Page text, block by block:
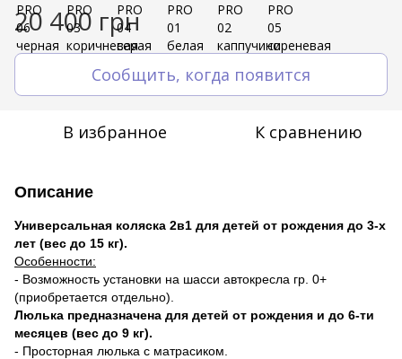
20 400 грн
Сообщить, когда появится
В избранное К сравнению
Описание
Универсальная коляска 2в1 для детей от рождения до 3-х
лет (вес до 15 кг).
Особенности:
- Возможность установки на шасси автокресла гр. 0+
(приобретается отдельно).
Люлька предназначена для детей от рождения и до 6-ти
месяцев (вес до 9 кг).
- Просторная люлька с матрасиком.